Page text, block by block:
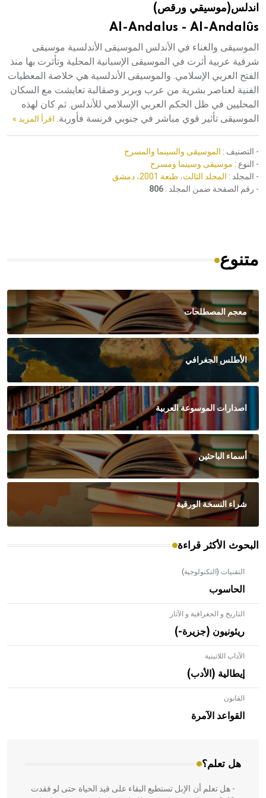
هيئة الموسوعة العربية تطلق موسوعات جديدة في عام 2026
اندلس(موسيقي ورقص)
Al-Andalus - Al-Andalûs
الموسيقى والغناء في الأندلس الموسيقى الأندلسية موسيقى
شرقية عربية أثرت في الموسيقى الإسبانية المحلية وتأثرت بها منذ
الفتح العربي الإسلامي. والموسيقى الأندلسية هي خلاصة المعطيات
الفنية لعناصر بشرية من عرب وبربر وصقالبة تعايشت مع السكان
المحليين في ظل الحكم العربي الإسلامي للأندلس. ثم كان لهذه
الموسيقى تأثير قوي مباشر في جنوبي فرنسة فأوربة. اقرأ المزيد »
- التصنيف : الموسيقى والسينما والمسرح
- النوع : موسيقى وسينما ومسرح
- المجلد : المجلد الثالث، طبعة 2001، دمشق
- رقم الصفحة ضمن المجلد : 806
متنوع
معجم المصطلحات
الأطلس الجغرافي
اصدارات الموسوعة العربية
أسماء الباحثين
شراء النسخة الورقية
البحوث الأكثر قراءة
التقنيات (التكنولوجية)
الحاسوب
التاريخ و الجغرافية و الآثار
ريئونيون (جزيرة-)
الآداب اللاتينية
إيطالية (الأدب)
القانون
القواعد الآمرة
هل تعلم؟
- هل تعلم أن الأبلق نوع من الفنون الهندسية التي ارتبطت
بالعمارة الإسلامية في بلاد الشام ومصر خاصة، حيث يحرص
المعمار على بناء مداميكه وخاصة في الواجهات
- هل تعلم أن الإبل تستطيع البقاء على قيد الحياة حتى لو فقدت